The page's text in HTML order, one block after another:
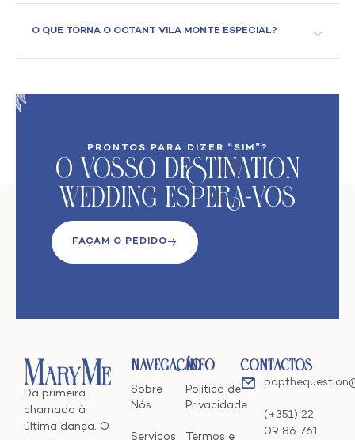
O QUE TORNA O OCTANT VILA MONTE ESPECIAL?
PRONTOS PARA DIZER “SIM”?
O VoSso Destination
Wedding Espera-vos
FAÇAM O PEDIDO
Da primeira
chamada à
última dança. O
Navegação
Sobre
Nós
Serviços
Info
Política de
Privacidade
Termos e
Contactos
(+351) 22
09 86 761